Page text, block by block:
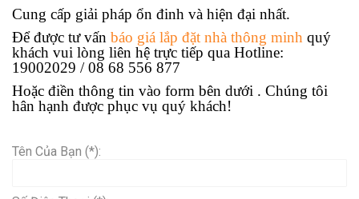
Cung cấp giải pháp ổn đinh và hiện đại nhất.
Để được tư vấn báo giá lắp đặt nhà thông minh quý
khách vui lòng liên hệ trực tiếp qua Hotline:
19002029 / 08 68 556 877
Hoặc điền thông tin vào form bên dưới . Chúng tôi
hân hạnh được phục vụ quý khách!
Tên Của Bạn (*):